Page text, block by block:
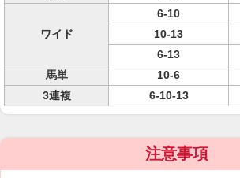
ワイド
6-10
10-13
6-13
馬単
10-6
3連複
6-10-13
注意事項